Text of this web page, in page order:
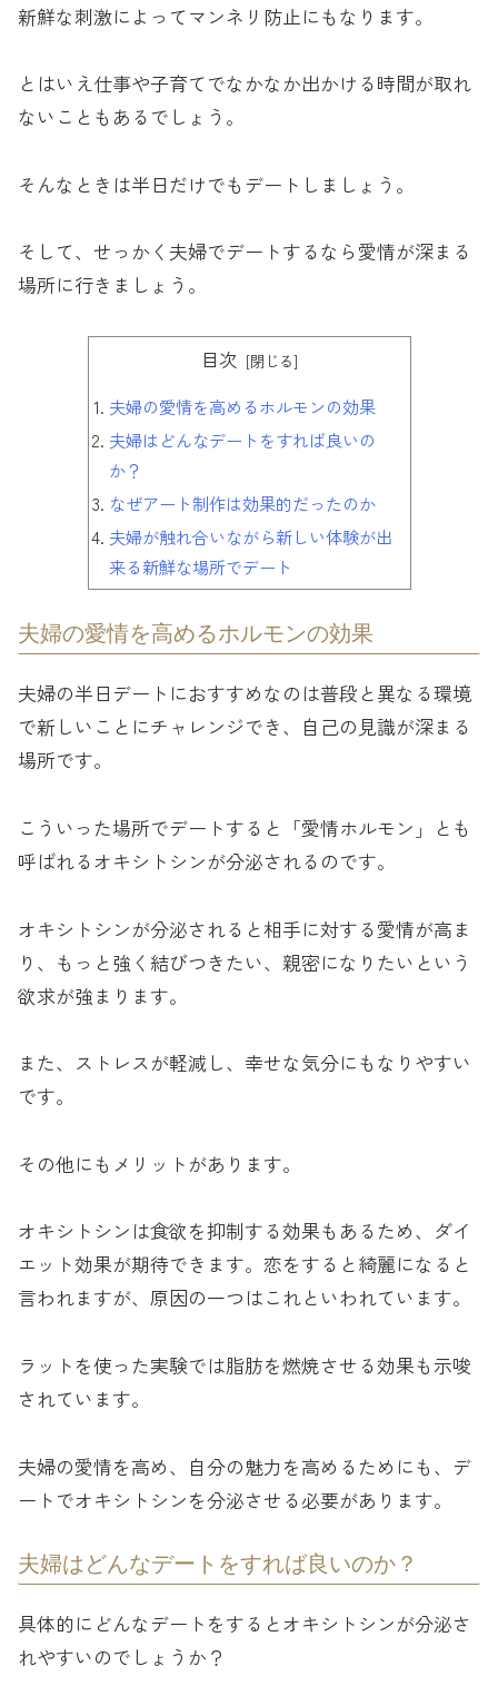
新鮮な刺激によってマンネリ防止にもなります。
とはいえ仕事や子育てでなかなか出かける時間が取れ
ないこともあるでしょう。
そんなときは半日だけでもデートしましょう。
そして、せっかく夫婦でデートするなら愛情が深まる
場所に行きましょう。
目次
夫婦の愛情を高めるホルモンの効果
夫婦はどんなデートをすれば良いの
か？
なぜアート制作は効果的だったのか
夫婦が触れ合いながら新しい体験が出
来る新鮮な場所でデート
夫婦の愛情を高めるホルモンの効果
夫婦の半日デートにおすすめなのは普段と異なる環境
で新しいことにチャレンジでき、自己の見識が深まる
場所です。
こういった場所でデートすると「愛情ホルモン」とも
呼ばれるオキシトシンが分泌されるのです。
オキシトシンが分泌されると相手に対する愛情が高ま
り、もっと強く結びつきたい、親密になりたいという
欲求が強まります。
また、ストレスが軽減し、幸せな気分にもなりやすい
です。
その他にもメリットがあります。
オキシトシンは食欲を抑制する効果もあるため、ダイ
エット効果が期待できます。恋をすると綺麗になると
言われますが、原因の一つはこれといわれています。
ラットを使った実験では脂肪を燃焼させる効果も示唆
されています。
夫婦の愛情を高め、自分の魅力を高めるためにも、デ
ートでオキシトシンを分泌させる必要があります。
夫婦はどんなデートをすれば良いのか？
具体的にどんなデートをするとオキシトシンが分泌さ
れやすいのでしょうか？